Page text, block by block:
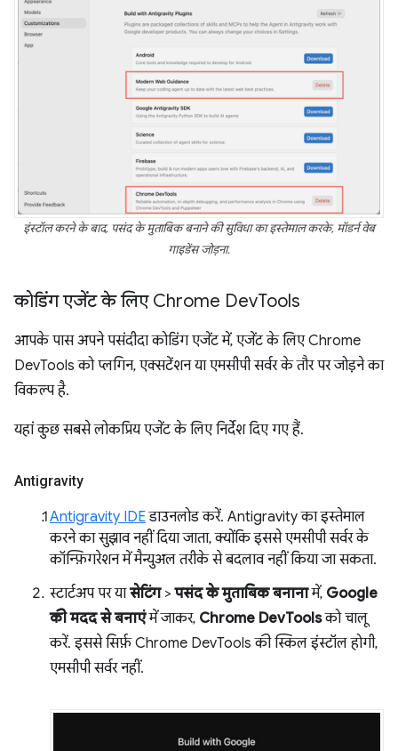
इंस्टॉल करने के बाद, पसंद के मुताबिक बनाने की सुविधा का इस्तेमाल करके, मॉडर्न वेब
गाइडेंस जोड़ना.
कोडिंग एजेंट के लिए Chrome DevTools
आपके पास अपने पसंदीदा कोडिंग एजेंट में, एजेंट के लिए Chrome
DevTools को प्लगिन, एक्सटेंशन या एमसीपी सर्वर के तौर पर जोड़ने का
विकल्प है.
यहां कुछ सबसे लोकप्रिय एजेंट के लिए निर्देश दिए गए हैं.
Antigravity
Antigravity IDEडाउनलोड करें. Antigravity का इस्तेमाल
करने का सुझाव नहीं दिया जाता, क्योंकि इससे एमसीपी सर्वर के
कॉन्फ़िगरेशन में मैन्युअल तरीके से बदलाव नहीं किया जा सकता.
स्टार्टअप पर यासेटिंग>पसंद के मुताबिक बनानामें, Google
की मदद से बनाएंमें जाकर, Chrome DevToolsको चालू
करें. इससे सिर्फ़ Chrome DevTools की स्किल इंस्टॉल होगी,
एमसीपी सर्वर नहीं.